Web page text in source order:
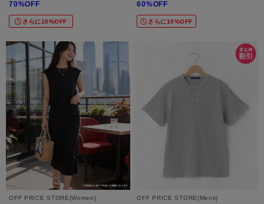
70%OFF
さらに10%OFF
60%OFF
さらに10%OFF
OFF PRICE STORE(Women)
OFF PRICE STORE(Mens)